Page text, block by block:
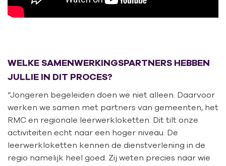
WELKE SAMENWERKINGSPARTNERS HEBBEN
JULLIE IN DIT PROCES?
“Jongeren begeleiden doen we niet alleen. Daarvoor
werken we samen met partners van gemeenten, het
RMC en regionale leerwerkloketten. Dit tilt onze
activiteiten echt naar een hoger niveau. De
leerwerkloketten kennen de dienstverlening in de
regio namelijk heel goed. Zij weten precies naar wie